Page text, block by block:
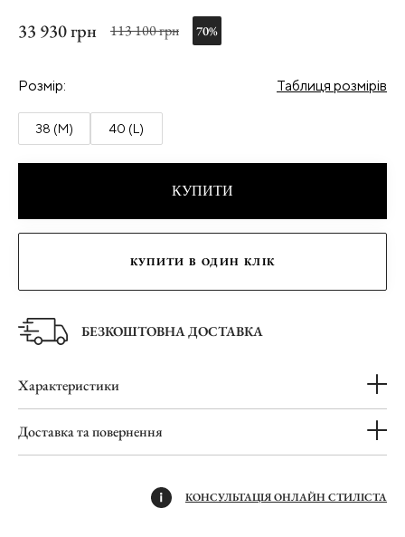
33 930 грн 113 100 грн 70%
Розмір: Таблиця розмірів
38 (M) 40 (L)
КУПИТИ
КУПИТИ В ОДИН КЛІК
БЕЗКОШТОВНА ДОСТАВКА
Характеристики
Доставка та повернення
КОНСУЛЬТАЦІЯ ОНЛАЙН СТИЛІСТА